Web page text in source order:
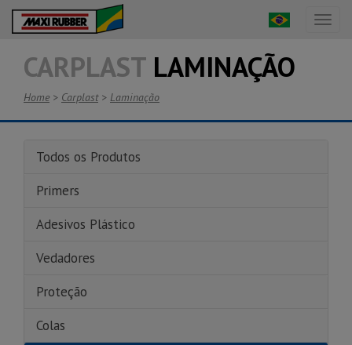
CARPLAST LAMINAÇÃO
Home > Carplast > Laminação
Todos os Produtos
Primers
Adesivos Plástico
Vedadores
Proteção
Colas